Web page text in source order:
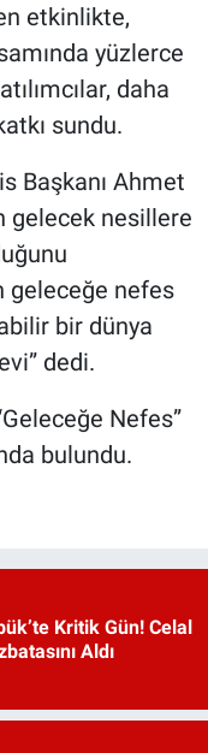
etkinlikte,
yüzlerce
daha
sundu.
Başkanı Ahmet
gelecek nesillere
geleceğe nefes
bir dünya
dedi.
Nefes”
bulundu.
Kritik Gün! Celal
Aldı